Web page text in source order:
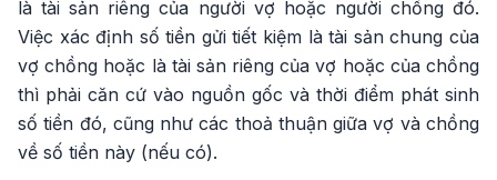
là tài sản riêng của người vợ hoặc người chồng đó.
Việc xác định số tiền gửi tiết kiệm là tài sản chung của
vợ chồng hoặc là tài sản riêng của vợ hoặc của chồng
thì phải căn cứ vào nguồn gốc và thời điểm phát sinh
số tiền đó, cũng như các thoả thuận giữa vợ và chồng
về số tiền này (nếu có).